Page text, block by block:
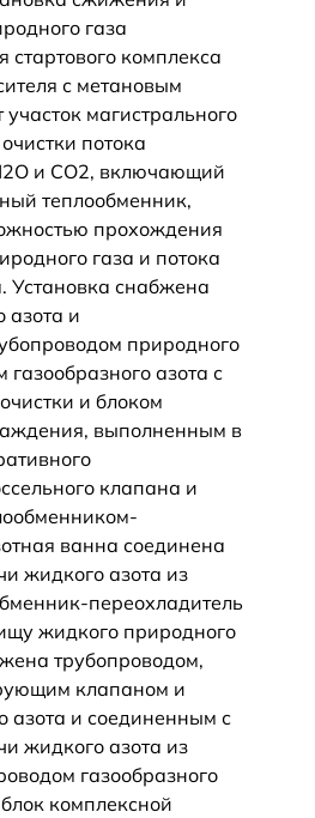
газа
комплекса
с метановым
магистрального
потока
и CO2, включающий
теплообменник,
прохождения
газа и потока
Установка снабжена
и
природного
газообразного азота с
и блоком
выполненным в
клапана и
ванна соединена
жидкого азота из
переохладитель
жидкого природного
трубопроводом,
клапаном и
азота и соединенным с
жидкого азота из
газообразного
комплексной